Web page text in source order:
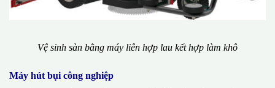
Vệ sinh sàn bằng máy liên hợp lau kết hợp làm khô
Máy hút bụi công nghiệp